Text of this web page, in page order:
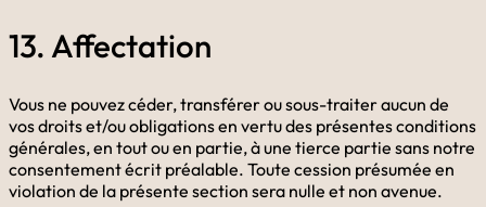
13. Affectation
Vous ne pouvez céder, transférer ou sous-traiter aucun de
vos droits et/ou obligations en vertu des présentes conditions
générales, en tout ou en partie, à une tierce partie sans notre
consentement écrit préalable. Toute cession présumée en
violation de la présente section sera nulle et non avenue.